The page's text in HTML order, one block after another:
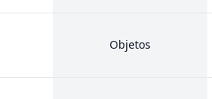
Objetos